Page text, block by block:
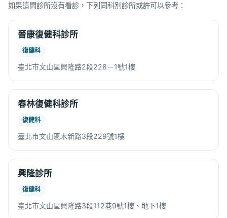
如果這間診所沒有看診，下列同科別診所或許可以參考：
晉康復健科診所
復健科
臺北市文山區興隆路2段228－1號1樓
春林復健科診所
復健科
臺北市文山區木新路3段229號1樓
興隆診所
復健科
臺北市文山區興隆路3段112巷9號1樓、地下1樓